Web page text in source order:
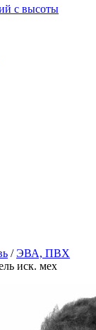
с высоты
/ ЭВА, ПВХ
иск. мех